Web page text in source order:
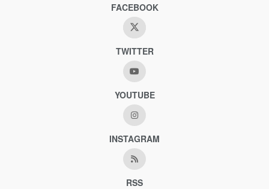
FACEBOOK
TWITTER
YOUTUBE
INSTAGRAM
RSS